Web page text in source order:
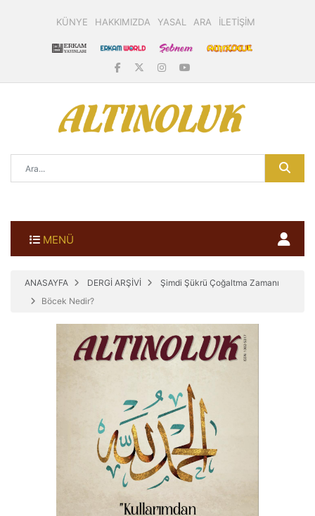
KÜNYE HAKKIMIZDA YASAL ARA İLETİŞİM
MENÜ
ANASAYFA DERGİ ARŞİVİ
Şimdi Şükrü Çoğaltma Zamanı
Böcek Nedir?